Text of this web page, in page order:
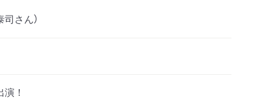
さん）
！